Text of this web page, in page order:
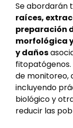
Se abordarán
raíces,
preparación
morfológica
y daños
fitopatógenos.
de monitoreo,
incluyendo
biológico y
reducir las